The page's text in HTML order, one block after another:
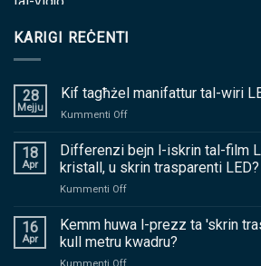
KARIGI REĊENTI
28
Mejju
Kif tagħżel manifattur tal-wiri
Kummenti Offfuq
tagħżel
manifattur
tal-
ta
'kwalità
18
Apr
Differenzi bejn l-iskrin tal-film
kristall, u skrin trasparenti LED?
Kummenti Offfuq
bejn
l-
iskrin
16
Apr
Kemm huwa l-prezz ta 'skrin
kull metru kwadru?
fuq